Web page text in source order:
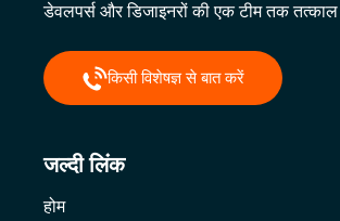
डेवलपर्स और डिजाइनरों की एक टीम तक तत्काल
किसी विशेषज्ञ से बात करें
जल्दी लिंक
होम